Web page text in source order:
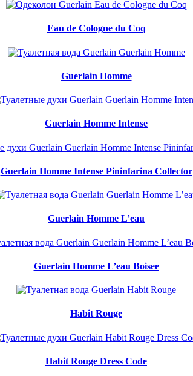
Eau de Cologne du Coq
Guerlain Homme
Guerlain Homme Intense
Guerlain Homme Intense Pininfarina Collector
Guerlain Homme L’eau
Guerlain Homme L’eau Boisee
Habit Rouge
Habit Rouge Dress Code